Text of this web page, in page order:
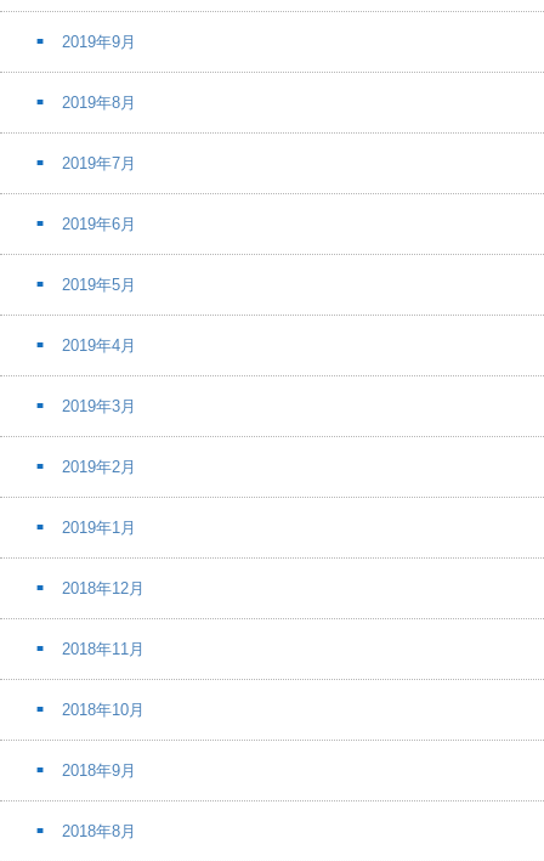
2019年9月
2019年8月
2019年7月
2019年6月
2019年5月
2019年4月
2019年3月
2019年2月
2019年1月
2018年12月
2018年11月
2018年10月
2018年9月
2018年8月